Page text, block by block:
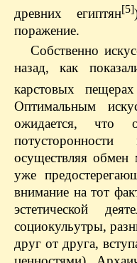
древних египтян[5]
поражение.
Собственно
назад, как
карстовых
Оптимальным
ожидается, что
осуществляя
уже
внимание на тот
эстетической
социокульутры,
друг от друга,